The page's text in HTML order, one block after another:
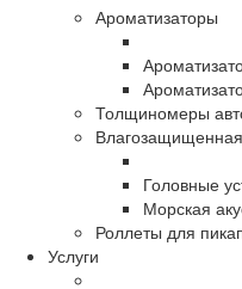
Ароматизаторы
Толщиномеры
Головные
Морская
Роллеты для
Услуги